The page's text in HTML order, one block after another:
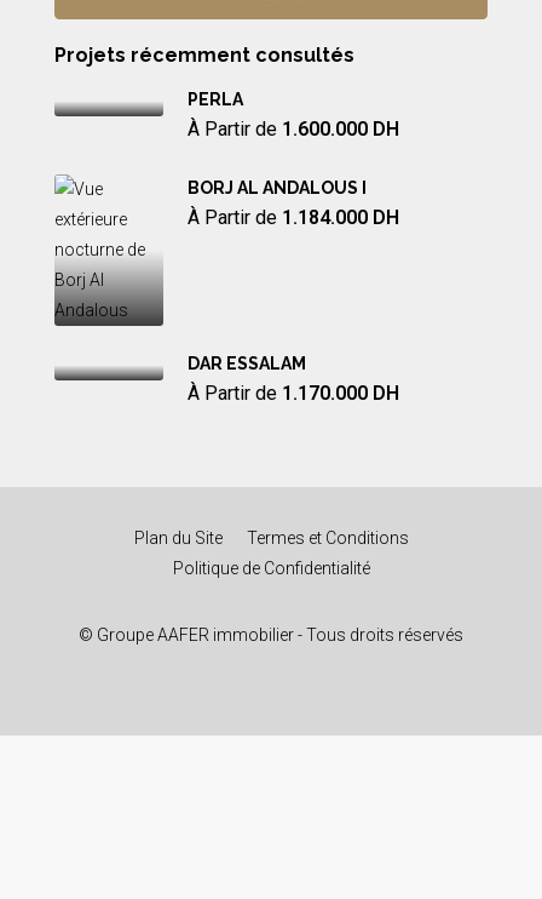
Projets récemment consultés
PERLA
À Partir de 1.600.000 DH
BORJ AL ANDALOUS I
À Partir de 1.184.000 DH
DAR ESSALAM
À Partir de 1.170.000 DH
Plan du Site
Termes et Conditions
Politique de Confidentialité
© Groupe AAFER immobilier - Tous droits réservés